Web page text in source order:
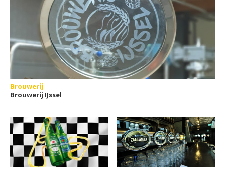
Brouwerij
Brouwerij IJssel